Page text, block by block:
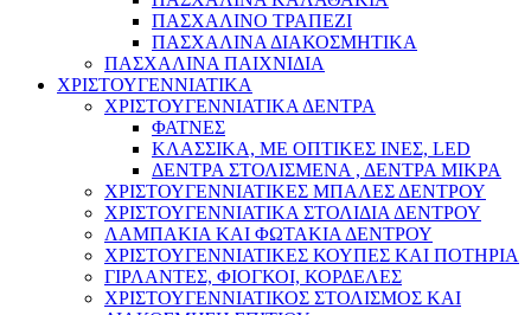
ΠΑΣΧΑΛΙΝΟ ΤΡΑΠΕΖΙ
ΠΑΣΧΑΛΙΝΑ ΔΙΑΚΟΣΜΗΤΙΚΑ
ΠΑΣΧΑΛΙΝΑ ΠΑΙΧΝΙΔΙΑ
ΧΡΙΣΤΟΥΓΕΝΝΙΑΤΙΚΑ
ΧΡΙΣΤΟΥΓΕΝΝΙΑΤΙΚΑ ΔΕΝΤΡΑ
ΦΑΤΝΕΣ
ΚΛΑΣΣΙΚΑ, ΜΕ ΟΠΤΙΚΕΣ ΙΝΕΣ, LED
ΔΕΝΤΡΑ ΣΤΟΛΙΣΜΕΝΑ , ΔΕΝΤΡΑ ΜΙΚΡΑ
ΧΡΙΣΤΟΥΓΕΝΝΙΑΤΙΚΕΣ ΜΠΑΛΕΣ ΔΕΝΤΡΟΥ
ΧΡΙΣΤΟΥΓΕΝΝΙΑΤΙΚΑ ΣΤΟΛΙΔΙΑ ΔΕΝΤΡΟΥ
ΛΑΜΠΑΚΙΑ ΚΑΙ ΦΩΤΑΚΙΑ ΔΕΝΤΡΟΥ
ΧΡΙΣΤΟΥΓΕΝΝΙΑΤΙΚΕΣ ΚΟΥΠΕΣ ΚΑΙ ΠΟΤΗΡΙΑ
ΓΙΡΛΑΝΤΕΣ, ΦΙΟΓΚΟΙ, ΚΟΡΔΕΛΕΣ
ΧΡΙΣΤΟΥΓΕΝΝΙΑΤΙΚΟΣ ΣΤΟΛΙΣΜΟΣ ΚΑΙ